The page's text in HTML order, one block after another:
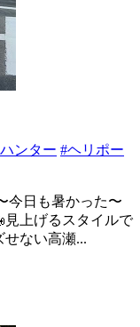
ンター #ヘリポー
今日も暑かった〜
見上げるスタイルで
ない高瀬...